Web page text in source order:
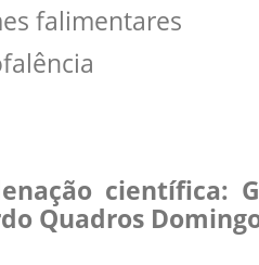
falimentares
científica:
Quadros